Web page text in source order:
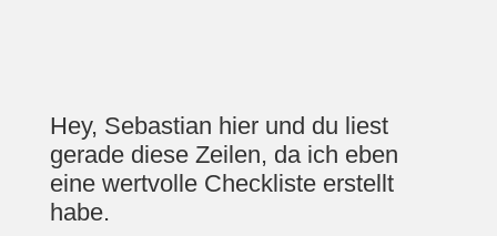
Hey, Sebastian hier und du liest
gerade diese Zeilen, da ich eben
eine wertvolle Checkliste erstellt
habe.